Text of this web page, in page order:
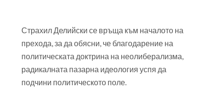
Страхил Делийски се връща към началото на
прехода, за да обясни, че благодарение на
политическата доктрина на неолиберализма,
радикалната пазарна идеология успя да
подчини политическото поле.